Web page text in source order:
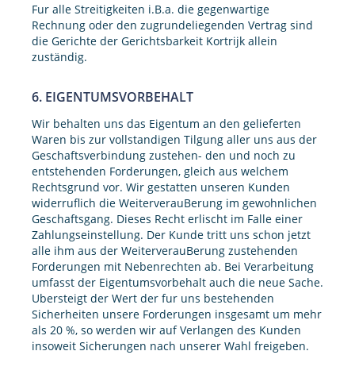
Fur alle Streitigkeiten i.B.a. die gegenwartige
Rechnung oder den zugrundeliegenden Vertrag sind
die Gerichte der Gerichtsbarkeit Kortrijk allein
zuständig.
6. EIGENTUMSVORBEHALT
Wir behalten uns das Eigentum an den gelieferten
Waren bis zur vollstandigen Tilgung aller uns aus der
Geschaftsverbindung zustehen- den und noch zu
entstehenden Forderungen, gleich aus welchem
Rechtsgrund vor. Wir gestatten unseren Kunden
widerruflich die WeiterverauBerung im gewohnlichen
Geschaftsgang. Dieses Recht erlischt im Falle einer
Zahlungseinstellung. Der Kunde tritt uns schon jetzt
alle ihm aus der WeiterverauBerung zustehenden
Forderungen mit Nebenrechten ab. Bei Verarbeitung
umfasst der Eigentumsvorbehalt auch die neue Sache.
Ubersteigt der Wert der fur uns bestehenden
Sicherheiten unsere Forderungen insgesamt um mehr
als 20 %, so werden wir auf Verlangen des Kunden
insoweit Sicherungen nach unserer Wahl freigeben.